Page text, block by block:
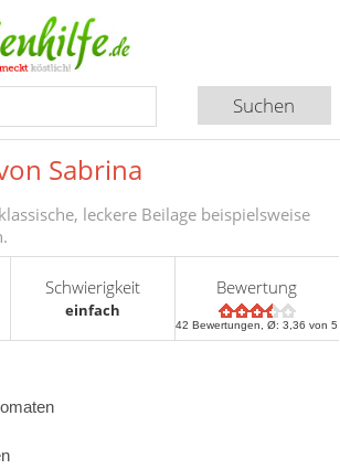
Sabrina
leckere Beilage beispielsweise
Schwierigkeit
einfach
Bewertung
42 Bewertungen, Ø:3,36 von 5